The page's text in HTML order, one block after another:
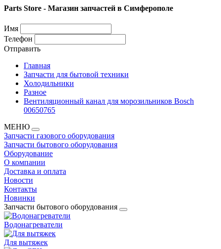
Parts Store - Магазин запчастей в Симферополе
Имя
Телефон
Отправить
Главная
Запчасти для бытовой техники
Холодильники
Разное
Вентиляционный канал для морозильников Bosch
00650765
МЕНЮ
Запчасти газового оборудования
Запчасти бытового оборудования
Оборудование
О компании
Доставка и оплата
Новости
Контакты
Новинки
Запчасти бытового оборудования
Водонагреватели
Для вытяжек